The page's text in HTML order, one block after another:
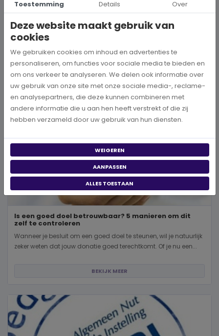
Wanneer je besluit om een steentje bij te dragen aan een betere
wereld, neem je een prachtig besluit. Jouw donatie kan het ve...
Is een goed doel betrouwbaar? 5 manieren om dit
zelf te controleren
Wanneer je besluit om een goed doel te steunen, wil je natuurlijk
zeker weten dat jouw donatie goed terechtkomt. Of je nu een...
BEKIJK MEER
Toestemming Details Over
Deze website maakt gebruik van
cookies
We gebruiken cookies om inhoud en advertenties te
personaliseren, om functies voor sociale media te bieden en
om ons verkeer te analyseren. We delen ook informatie over
uw gebruik van onze site met onze sociale media-, reclame-
en analysepartners, die deze kunnen combineren met
andere informatie die u aan hen heeft verstrekt of die zij
hebben verzameld door uw gebruik van hun diensten.
WEIGEREN
AANPASSEN
ALLES TOESTAAN